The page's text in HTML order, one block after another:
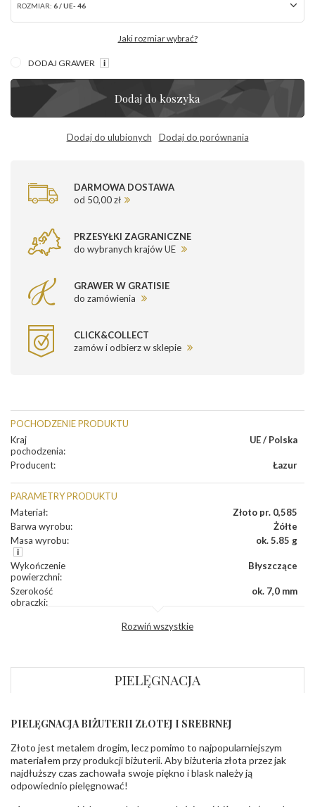
ROZMIAR: 6 / UE- 46
Jaki rozmiar wybrać?
DODAJ GRAWER
Dodaj do koszyka
Dodaj do ulubionych Dodaj do porównania
DARMOWA DOSTAWA
od 50,00 zł
PRZESYŁKI ZAGRANICZNE
do wybranych krajów UE
GRAWER W GRATISIE
do zamówienia
CLICK&COLLECT
zamów i odbierz w sklepie
POCHODZENIE PRODUKTU
Kraj
pochodzenia:
UE / Polska
Producent: Łazur
PARAMETRY PRODUKTU
Materiał:
Złoto pr. 0,585
Barwa wyrobu:
Żółte
Masa wyrobu: ok. 5.85 g
Wykończenie
powierzchni:
Błyszczące
Szerokość
obrączki:
ok. 7,0 mm
INNE PARAMETRY
Producent
odpowiedzialny:
Łazur sp.j. Kowalowy 134 38-200 Jasło; NIP:
6850004631; tel.13 44 56 100;
biuro@obraczki.pl ,PZ Stelmach Sp. z o.o. ul.
Północna 22 45-805 Opole; NIP 7542889545;
Tel. +48 77 54 90 100; biuro@stelmach.pl
Rozwiń wszystkie
PIELĘGNACJA
PIELĘGNACJA BIŻUTERII ZŁOTEJ I SREBRNEJ
Złoto jest metalem drogim, lecz pomimo to najpopularniejszym
materiałem przy produkcji biżuterii. Aby biżuteria złota przez jak
najdłuższy czas zachowała swoje piękno i blask należy ją
odpowiednio pielęgnować!